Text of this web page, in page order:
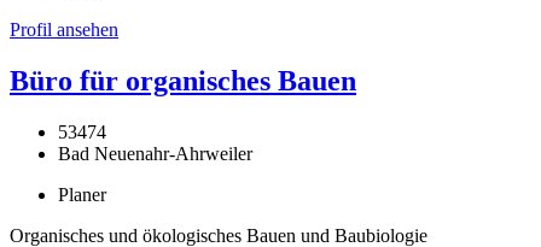
Profil ansehen
Büro für organisches Bauen
53474
Bad Neuenahr-Ahrweiler
Planer
Organisches und ökologisches Bauen und Baubiologie